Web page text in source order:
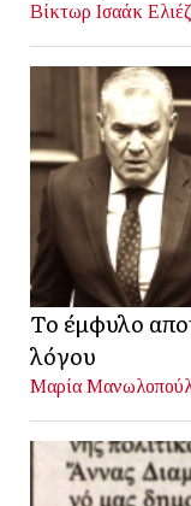
Βίκτωρ Ισαάκ
Το έμφυλο
λόγου
Μαρία